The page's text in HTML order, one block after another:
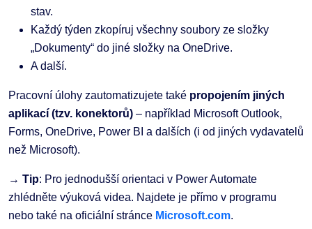
stav.
Každý týden zkopíruj všechny soubory ze složky
„Dokumenty“ do jiné složky na OneDrive.
A další.
Pracovní úlohy zautomatizujete také propojením jiných
aplikací (tzv. konektorů) – například Microsoft Outlook,
Forms, OneDrive, Power BI a dalších (i od jiných vydavatelů
než Microsoft).
→ Tip: Pro jednodušší orientaci v Power Automate
zhlédněte výuková videa. Najdete je přímo v programu
nebo také na oficiální stránce Microsoft.com.